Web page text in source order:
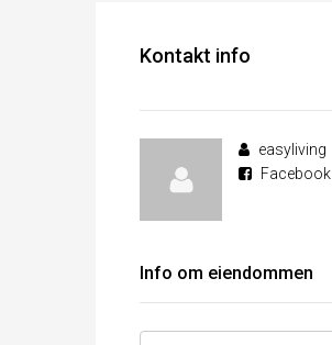
Kontakt info
easyliving
Facebook
Info om eiendommen